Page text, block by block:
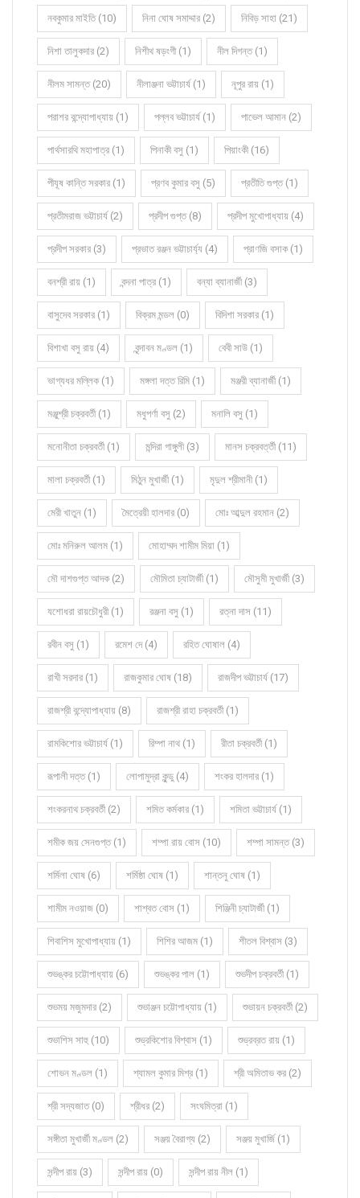
নবকুমার মাইতি (10) নিনা ঘোষ সমাদ্দার (2) নিবিড় সাহা (21)
নিশা তালুকদার (2) নিশীথ ষড়ংগী (1) নীল দিগন্ত (1)
নীলম সামন্ত (20) নীলাঞ্জনা ভট্টাচার্য (1) নূপুর রায় (1)
পরাশর বন্দ্যোপাধ্যায় (1) পল্লব ভট্টাচার্য (1) পাভেল আমান (2)
পার্থসারথি মহাপাত্র (1) পিনাকী বসু (1) পিয়াংকী (16)
পীযূষ কান্তি সরকার (1) প্রণব কুমার বসু (5) প্রতীতি গুপ্ত (1)
প্রতীমরাজ ভট্টাচার্য (2) প্রদীপ গুপ্ত (8) প্রদীপ মুখোপাধ্যায় (4)
প্রদীপ সরকার (3) প্রভাত রঞ্জন ভট্টাচার্য্য (4) প্রাণজি বসাক (1)
বনশ্রী রায় (1) বন্দনা পাত্র (1) বন্যা ব্যানার্জী (3)
বাসুদেব সরকার (1) বিক্রম মন্ডল (0) বিদিশা সরকার (1)
বিশাখা বসু রায় (4) বৃন্দাবন মণ্ডল (1) বেবী সাউ (1)
ভাগ্যধর মল্লিক (1) মঙ্গলা দত্ত রিমি (1) মঞ্জরী ব্যানার্জী (1)
মঞ্জুশ্রী চক্রবর্তী (1) মধুপর্ণা বসু (2) মনালি বসু (1)
মনোনীতা চক্রবর্তী (1) মন্দিরা গাঙ্গুলী (3) মানস চক্রবর্ত্তী (11)
মালা চক্রবর্তী (1) মিঠুন মুখার্জী (1) মৃদুল শ্রীমানী (1)
মেরী খাতুন (1) মৈত্রেয়ী হালদার (0) মোঃ আব্দুল রহমান (2)
মোঃ মনিরুল আলম (1) মোহাম্মদ শামীম মিয়া (1)
মৌ দাশগুপ্ত আদক (2) মৌমিতা চ্যাটার্জী (1) মৌসুমী মুখার্জী (3)
যশোধরা রায়চৌধুরী (1) রঞ্জনা বসু (1) রত্না দাস (11)
রবীন বসু (1) রমেশ দে (4) রহিত ঘোষাল (4)
রাখী সরদার (1) রাজকুমার ঘোষ (18) রাজদীপ ভট্টাচার্য (17)
রাজশ্রী বন্দ্যোপাধ্যায় (8) রাজশ্রী রাহা চক্রবর্তী (1)
রামকিশোর ভট্টাচার্য (1) রিম্পা নাথ (1) রীতা চক্রবর্তী (1)
রূপালী দত্ত (1) লোপামুদ্রা কুন্ডু (4) শংকর হালদার (1)
শংকরনাথ চক্রবর্তী (2) শমিত কর্মকার (1) শমিতা ভট্টাচার্য (1)
শমীক জয় সেনগুপ্ত (1) শম্পা রায় বোস (10) শম্পা সামন্ত (3)
শর্মিলা ঘোষ (6) শর্মিষ্ঠা ঘোষ (1) শান্তনু ঘোষ (1)
শামীম নওয়াজ (0) শাশ্বত বোস (1) শিঞ্জিনী চ্যাটার্জী (1)
শিবাশিস মুখোপাধ্যায় (1) শিশির আজম (1) শীতল বিশ্বাস (3)
শুভঙ্কর চট্টোপাধ্যায় (6) শুভঙ্কর পাল (1) শুভদীপ চক্রবর্তী (1)
শুভময় মজুমদার (2) শুভাঞ্জন চট্টোপাধ্যায় (1) শুভায়ন চক্রবর্তী (2)
শুভাশিস সাহু (10) শুভ্রকিশোর বিশ্বাস (1) শুভ্রব্রত রায় (1)
শোভন মণ্ডল (1) শ্যামল কুমার মিশ্র (1) শ্রী অমিতাভ কর (2)
শ্রী সদ্যজাত (0) শ্রীধর (2) সংঘমিত্রা (1)
সঙ্গীতা মুখার্জী মণ্ডল (2) সঞ্জয় বৈরাগ্য (2) সঞ্জয় মুখার্জি (1)
সন্দীপ রায় (3) সন্দীপ রায় (0) সন্দীপ রায় নীল (1)